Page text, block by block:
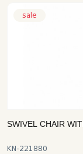
sale
SWIVEL CHAIR
KN-221880